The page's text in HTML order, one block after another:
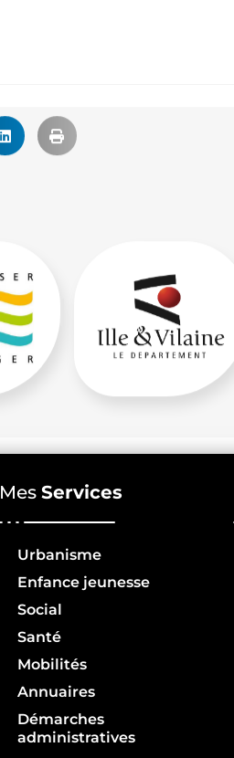
MesServices
Urbanisme
Enfance jeunesse
Social
Santé
Mobilités
Annuaires
Démarches
administratives